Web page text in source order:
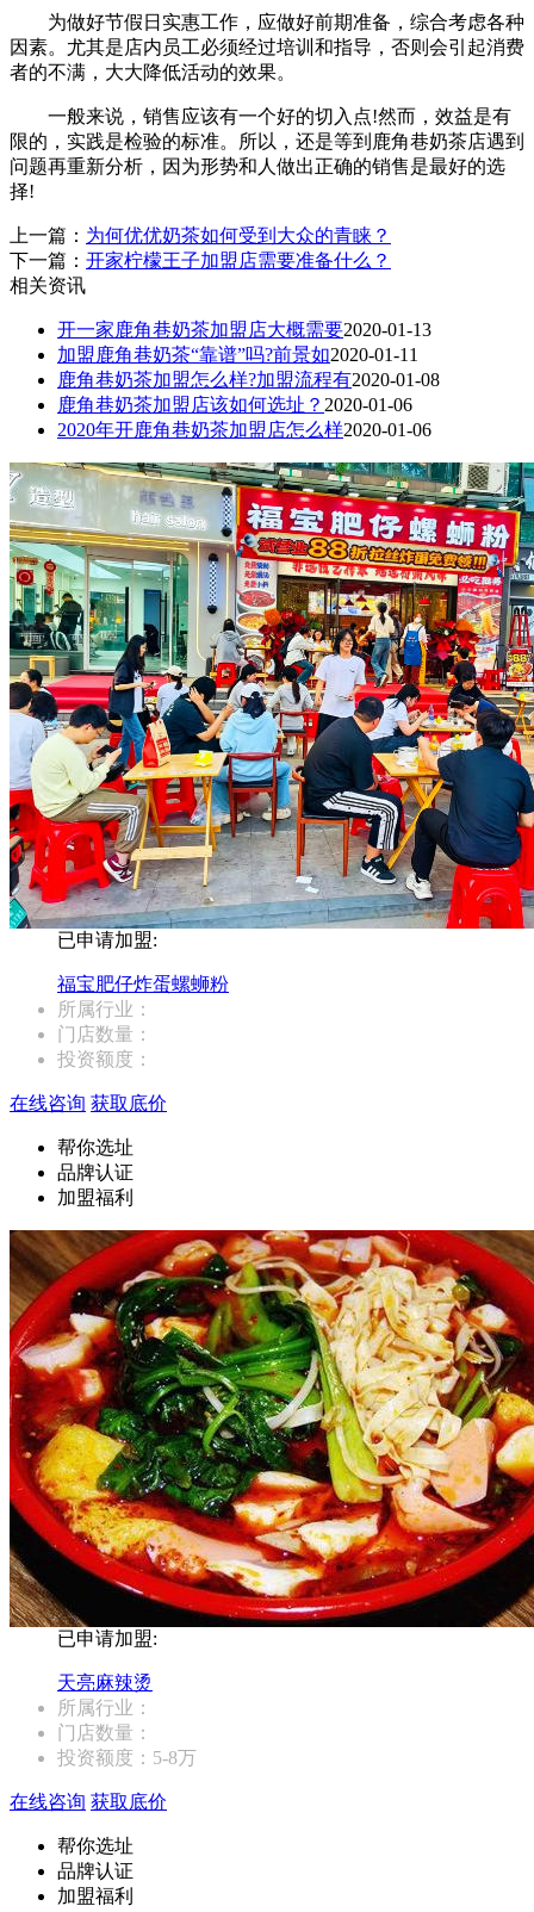
为做好节假日实惠工作，应做好前期准备，综合考虑各种
因素。尤其是店内员工必须经过培训和指导，否则会引起消费
者的不满，大大降低活动的效果。
一般来说，销售应该有一个好的切入点!然而，效益是有
限的，实践是检验的标准。所以，还是等到鹿角巷奶茶店遇到
问题再重新分析，因为形势和人做出正确的销售是最好的选
择!
上一篇： 为何优优奶茶如何受到大众的青睐？
下一篇： 开家柠檬王子加盟店需要准备什么？
相关资讯
开一家鹿角巷奶茶加盟店大概需要2020-01-13
加盟鹿角巷奶茶“靠谱”吗?前景如2020-01-11
鹿角巷奶茶加盟怎么样?加盟流程有2020-01-08
鹿角巷奶茶加盟店该如何选址？ 2020-01-06
2020年开鹿角巷奶茶加盟店怎么样2020-01-06
已申请加盟:
福宝肥仔炸蛋螺蛳粉
所属行业：
门店数量：
投资额度：
在线咨询 获取底价
帮你选址
品牌认证
加盟福利
已申请加盟:
天亮麻辣烫
所属行业：
门店数量：
投资额度： 5-8万
在线咨询 获取底价
帮你选址
品牌认证
加盟福利